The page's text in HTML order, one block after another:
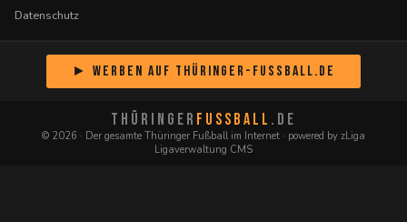
Datenschutz
► Werben auf Thüringer-Fussball.de
THÜRINGER FUSSBALL .DE
© 2026 · Der gesamte Thüringer Fußball im Internet · powered by zLiga
Ligaverwaltung CMS